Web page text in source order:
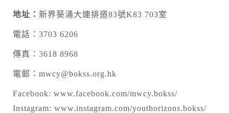
地址： 新界葵涌大連排道83號K83 703室
電話：3703 6206
傳真：3618 8968
電郵： mwcy@bokss.org.hk
Facebook: www.facebook.com/mwcy.bokss/
Instagram: www.instagram.com/youthorizons.bokss/